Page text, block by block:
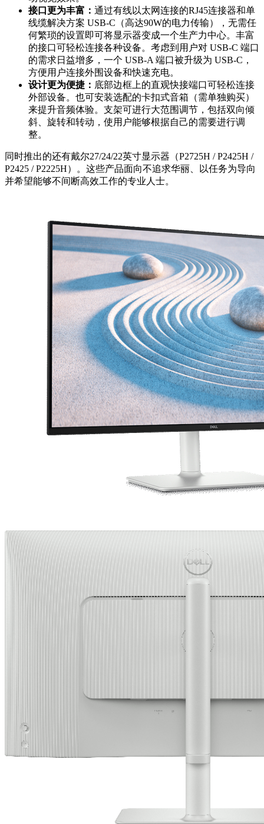
接口更为丰富： 通过有线以太网连接的RJ45连接器和单
线缆解决方案 USB-C（高达90W的电力传输），无需任
何繁琐的设置即可将显示器变成一个生产力中心。丰富
的接口可轻松连接各种设备。考虑到用户对 USB-C 端口
的需求日益增多，一个 USB-A 端口被升级为 USB-C，
方便用户连接外围设备和快速充电。
设计更为便捷： 底部边框上的直观快接端口可轻松连接
外部设备。也可安装选配的卡扣式音箱（需单独购买）
来提升音频体验。支架可进行大范围调节，包括双向倾
斜、旋转和转动，使用户能够根据自己的需要进行调
整。
同时推出的还有戴尔27/24/22英寸显示器（P2725H / P2425H /
P2425 / P2225H）。这些产品面向不追求华丽、以任务为导向
并希望能够不间断高效工作的专业人士。